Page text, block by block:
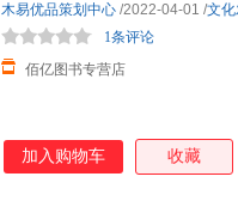
佰亿图书专营店
1条评论
木易优品策划中心 /2022-04-01 /文
加入购物车 收藏